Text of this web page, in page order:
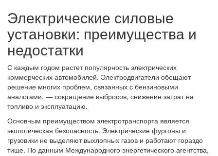
Электрические силовые
установки: преимущества и
недостатки
С каждым годом растет популярность электрических
коммерческих автомобилей. Электродвигатели обещают
решение многих проблем, связанных с бензиновыми
аналогами, — сокращение выбросов, снижение затрат на
топливо и эксплуатацию.
Основным преимуществом электротранспорта является
экологическая безопасность. Электрические фургоны и
грузовики не выделяют выхлопных газов и работают гораздо
тише. По данным Международного энергетического агентства,